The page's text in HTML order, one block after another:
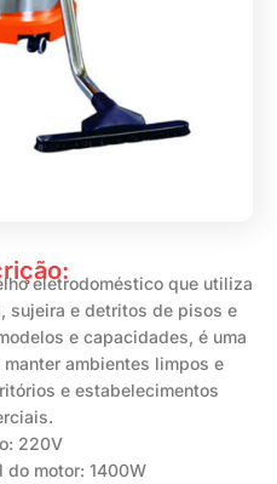
eletrodoméstico que utiliza
sujeira e detritos de pisos e
e capacidades, é uma
ambientes limpos e
e estabelecimentos
220V
do motor: 1400W